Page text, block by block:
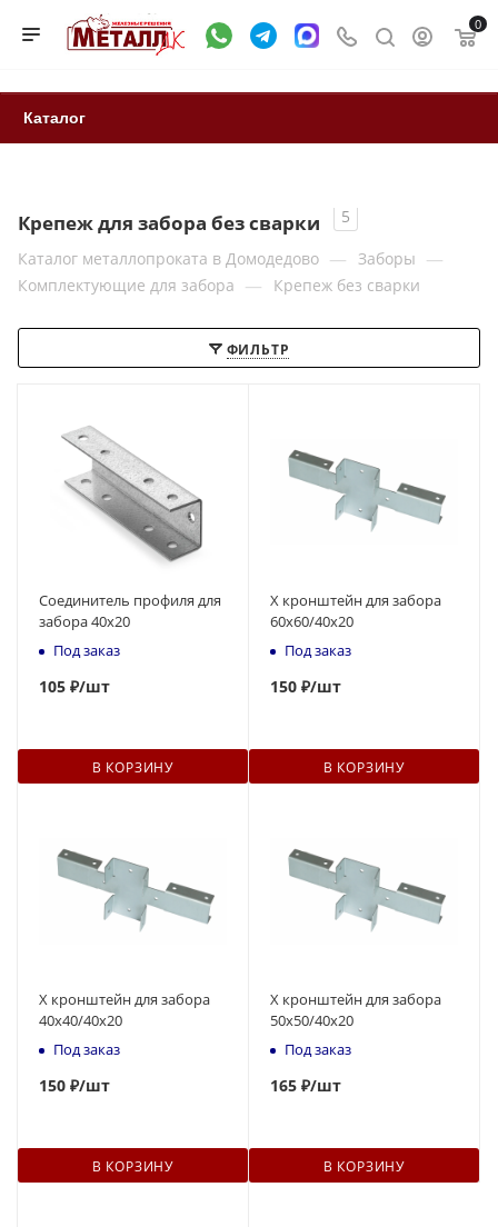
0
Каталог
Крепеж для забора без сварки
5
Каталог металлопроката в Домодедово — Заборы —
Комплектующие для забора — Крепеж без сварки
ФИЛЬТР
Соединитель профиля для
забора 40х20
Под заказ
105 ₽/шт
В КОРЗИНУ
Х кронштейн для забора
60х60/40х20
Под заказ
150 ₽/шт
В КОРЗИНУ
Х кронштейн для забора
40х40/40х20
Под заказ
150 ₽/шт
В КОРЗИНУ
Х кронштейн для забора
50х50/40х20
Под заказ
165 ₽/шт
В КОРЗИНУ